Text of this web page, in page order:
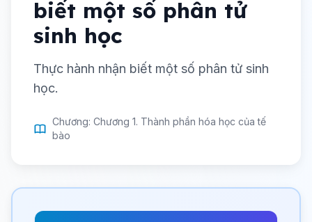
biết một số phân tử
sinh học
Thực hành nhận biết một số phân tử sinh
học.
Chương: Chương 1. Thành phần hóa học của tế
bào